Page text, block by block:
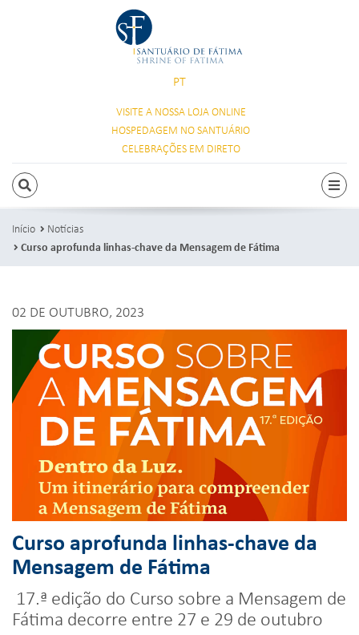
PT
VISITE A NOSSA LOJA ONLINE
HOSPEDAGEM NO SANTUÁRIO
CELEBRAÇÕES EM DIRETO
PESQUISAR
Início
Notícias
Curso aprofunda linhas-chave da Mensagem de Fátima
02 DE OUTUBRO, 2023
Curso aprofunda linhas-chave da
Mensagem de Fátima
17.ª edição do Curso sobre a Mensagem de
Fátima decorre entre 27 e 29 de outubro